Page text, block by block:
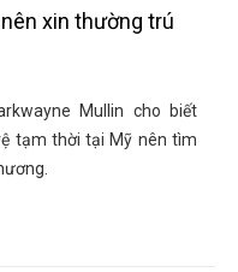
xin thường trú
Mullin cho biết
tạm thời tại Mỹ nên tìm